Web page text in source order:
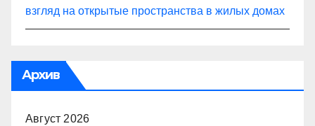
взгляд на открытые пространства в жилых домах
Архив
Август 2026